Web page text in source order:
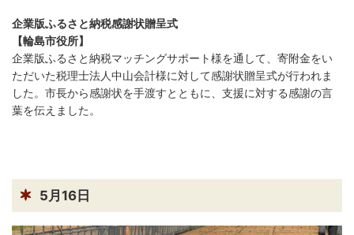
企業版ふるさと納税感謝状贈呈式
【輪島市役所】
企業版ふるさと納税マッチングサポート様を通して、寄附金をい
ただいた税理士法人中山会計様に対して感謝状贈呈式が行われま
した。市長から感謝状を手渡すとともに、支援に対する感謝の言
葉を伝えました。
5月16日